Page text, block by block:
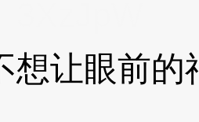
让眼前的